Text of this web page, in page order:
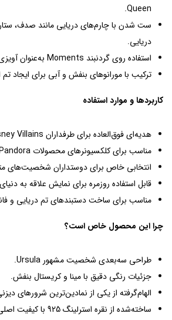
Queen.
ست شدن با چارم‌های دریایی مانند صدف،
دریایی.
استفاده روی گردنبند Moments به‌عنوان آویزی کلکسیونی و خاص.
ترکیب با مورانوهای بنفش و آبی برای ایجاد تم
کاربردها و موارد استفاده
هدیه‌ای فوق‌العاده برای طرفداران Disney Villains.
مناسب برای کلکسیونرهای محصولات Disney x Pandora.
انتخابی خاص برای دوستداران شخصیت‌های
قابل استفاده روزمره برای نمایش علاقه به
مناسب برای ساخت دستبندهای تم دریایی و
چرا این محصول خاص است؟
طراحی سه‌بعدی شخصیت مشهور Ursula.
جزئیات رنگی دقیق با مینا و کریستال بنفش.
الهام‌گرفته از یکی از نمادین‌ترین شرورهای
ساخته‌شده از نقره استرلینگ 925 با کیفیت اصلی پاندورا.